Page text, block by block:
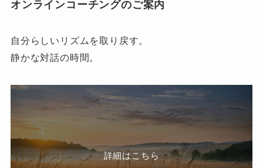
オンラインコーチングのご案内
自分らしいリズムを取り戻す。
静かな対話の時間。
詳細はこちら